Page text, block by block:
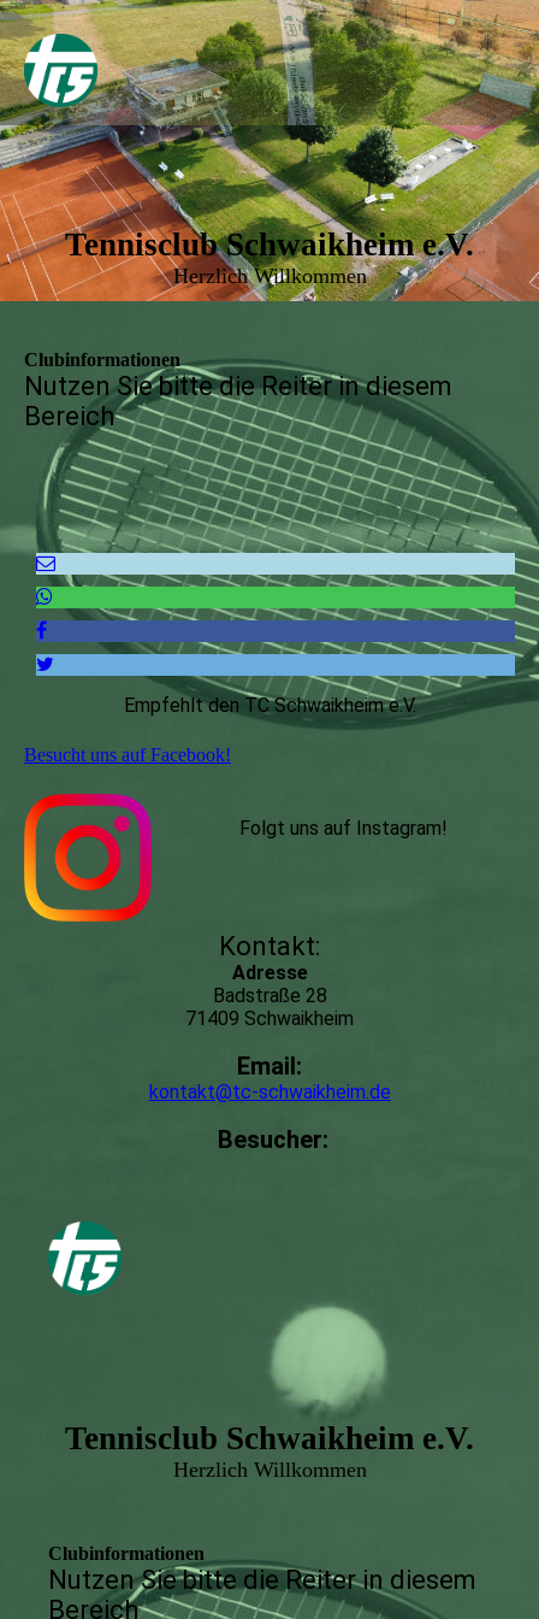
Tennisclub Schwaikheim e.V.
Herzlich Willkommen
Clubinformationen
Nutzen Sie bitte die Reiter in diesem
Bereich
Empfehlt den TC Schwaikheim e.V.
Besucht uns auf Facebook!
Folgt uns auf Instagram!
Kontakt:
Adresse
Badstraße 28
71409 Schwaikheim
Email:
kontakt@tc-schwaikheim.de
Besucher:
Tennisclub Schwaikheim e.V.
Herzlich Willkommen
Clubinformationen
Nutzen Sie bitte die Reiter in diesem
Bereich